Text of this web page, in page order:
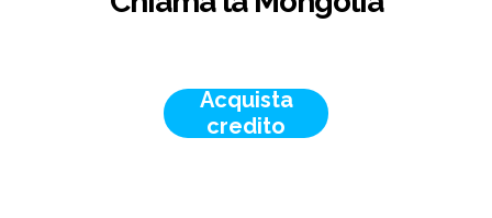
Acquista
credito